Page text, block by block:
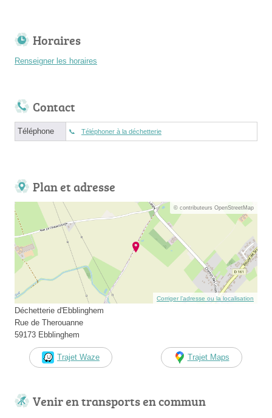
Horaires
Renseigner les horaires
Contact
Téléphone Téléphoner à la déchetterie
Plan et adresse
© contributeurs OpenStreetMap
Corriger l’adresse ou la localisation
Déchetterie d'Ebblinghem
Rue de Therouanne
59173 Ebblinghem
Trajet Waze Trajet Maps
Venir en transports en commun